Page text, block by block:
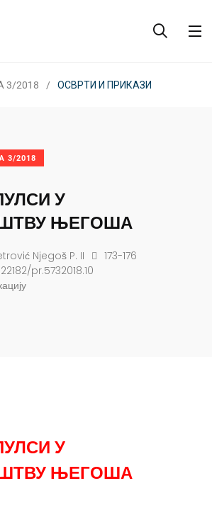
3/2018 ОСВРТИ И ПРИКАЗИ
3/2018
У
ЊЕГОША
Njegoš P. II
173-176
pr.5732018.10
У
ЊЕГОША